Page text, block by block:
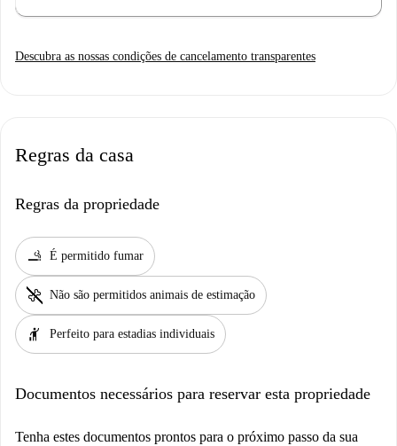
Descubra as nossas condições de cancelamento transparentes
Regras da casa
Regras da propriedade
smoking_rooms É permitido fumar
pet_supplies Não são permitidos animais de estimação
hail Perfeito para estadias individuais
Documentos necessários para reservar esta propriedade
Tenha estes documentos prontos para o próximo passo da sua